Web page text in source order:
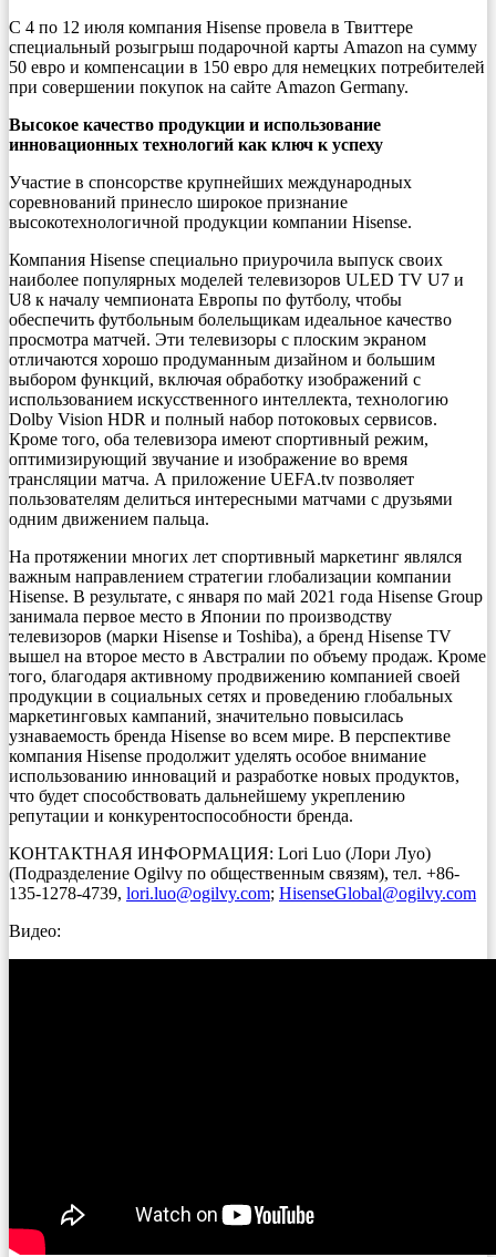
С 4 по 12 июля компания Hisense провела в Твиттере
специальный розыгрыш подарочной карты Amazon на сумму
50 евро и компенсации в 150 евро для немецких потребителей
при совершении покупок на сайте Amazon Germany.
Высокое качество продукции и использование
инновационных технологий как ключ к успеху
Участие в спонсорстве крупнейших международных
соревнований принесло широкое признание
высокотехнологичной продукции компании Hisense.
Компания Hisense специально приурочила выпуск своих
наиболее популярных моделей телевизоров ULED TV U7 и
U8 к началу чемпионата Европы по футболу, чтобы
обеспечить футбольным болельщикам идеальное качество
просмотра матчей. Эти телевизоры с плоским экраном
отличаются хорошо продуманным дизайном и большим
выбором функций, включая обработку изображений с
использованием искусственного интеллекта, технологию
Dolby Vision HDR и полный набор потоковых сервисов.
Кроме того, оба телевизора имеют спортивный режим,
оптимизирующий звучание и изображение во время
трансляции матча. А приложение UEFA.tv позволяет
пользователям делиться интересными матчами с друзьями
одним движением пальца.
На протяжении многих лет спортивный маркетинг являлся
важным направлением стратегии глобализации компании
Hisense. В результате, с января по май 2021 года Hisense Group
занимала первое место в Японии по производству
телевизоров (марки Hisense и Toshiba), а бренд Hisense TV
вышел на второе место в Австралии по объему продаж. Кроме
того, благодаря активному продвижению компанией своей
продукции в социальных сетях и проведению глобальных
маркетинговых кампаний, значительно повысилась
узнаваемость бренда Hisense во всем мире. В перспективе
компания Hisense продолжит уделять особое внимание
использованию инноваций и разработке новых продуктов,
что будет способствовать дальнейшему укреплению
репутации и конкурентоспособности бренда.
КОНТАКТНАЯ ИНФОРМАЦИЯ: Lori Luo (Лори Луо)
(Подразделение Ogilvy по общественным связям), тел. +86-
135-1278-4739, lori.luo@ogilvy.com; HisenseGlobal@ogilvy.com
Видео: